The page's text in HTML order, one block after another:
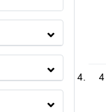
4